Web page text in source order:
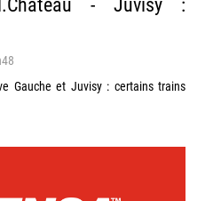
Gauche et Juvisy : certains trains